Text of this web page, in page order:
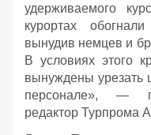
удерживаемого
курортах
вынудив немцев и
В условиях этого
вынуждены урезать
персонале», —
редактор Турпрома